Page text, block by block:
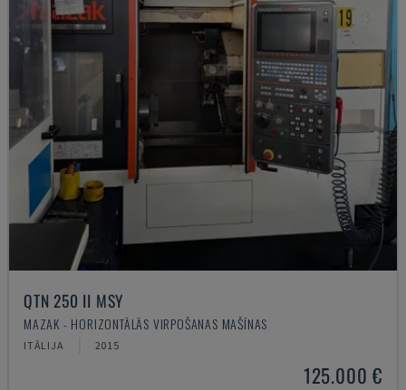
QTN 250 II MSY
MAZAK - HORIZONTĀLĀS VIRPOŠANAS MAŠĪNAS
ITĀLIJA 2015
125.000 €